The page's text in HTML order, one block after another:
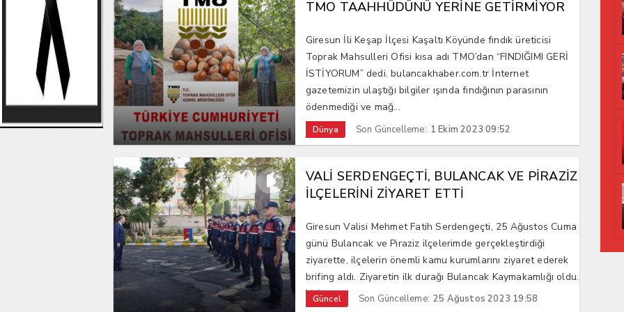
TMO TAAHHÜDÜNÜ YERİNE GETİRMİYOR
Giresun İli Keşap İlçesi Kaşaltı Köyünde fındık üreticisi
Toprak Mahsulleri Ofisi kısa adı TMO’dan “FINDIĞIMI GERİ
İSTİYORUM” dedi. bulancakhaber.com.tr İnternet
gazetemizin ulaştığı bilgiler ışında fındığının parasının
ödenmediği ve mağ...
Dünya Son Güncelleme: 1 Ekim 2023 09:52
VALİ SERDENGEÇTİ, BULANCAK VE PİRAZİZ
İLÇELERİNİ ZİYARET ETTİ
Giresun Valisi Mehmet Fatih Serdengeçti, 25 Ağustos Cuma
günü Bulancak ve Piraziz ilçelerimde gerçekleştirdiği
ziyarette, ilçelerin önemli kamu kurumlarını ziyaret ederek
brifing aldı. Ziyaretin ilk durağı Bulancak Kaymakamlığı oldu.
Val...
Güncel Son Güncelleme: 25 Ağustos 2023 19:58